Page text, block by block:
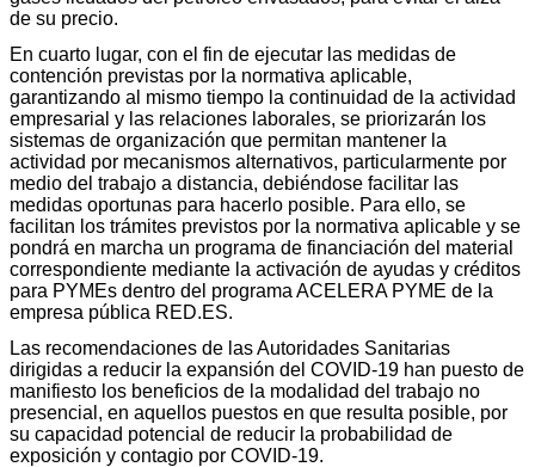
de su precio.
En cuarto lugar, con el fin de ejecutar las medidas de
contención previstas por la normativa aplicable,
garantizando al mismo tiempo la continuidad de la actividad
empresarial y las relaciones laborales, se priorizarán los
sistemas de organización que permitan mantener la
actividad por mecanismos alternativos, particularmente por
medio del trabajo a distancia, debiéndose facilitar las
medidas oportunas para hacerlo posible. Para ello, se
facilitan los trámites previstos por la normativa aplicable y se
pondrá en marcha un programa de financiación del material
correspondiente mediante la activación de ayudas y créditos
para PYMEs dentro del programa ACELERA PYME de la
empresa pública RED.ES.
Las recomendaciones de las Autoridades Sanitarias
dirigidas a reducir la expansión del COVID-19 han puesto de
manifiesto los beneficios de la modalidad del trabajo no
presencial, en aquellos puestos en que resulta posible, por
su capacidad potencial de reducir la probabilidad de
exposición y contagio por COVID-19.